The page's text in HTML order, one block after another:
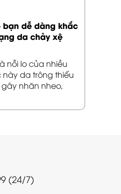
dễ dàng khắc
da chảy xệ
nỗi lo của nhiều
này da trông thiếu
gây nhăn nheo,
(24/7)